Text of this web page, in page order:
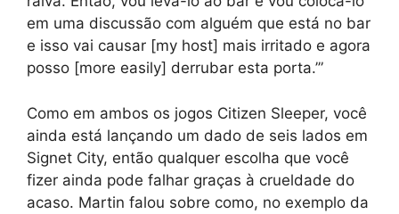
em uma discussão com alguém que está no bar
e isso vai causar [my host] mais irritado e agora
posso [more easily] derrubar esta porta.’”
Como em ambos os jogos Citizen Sleeper, você
ainda está lançando um dado de seis lados em
Signet City, então qualquer escolha que você
fizer ainda pode falhar graças à crueldade do
acaso. Martin falou sobre como, no exemplo da